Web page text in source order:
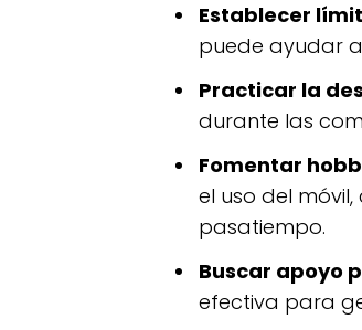
Establecer
puede ayudar
Practicar la
durante las
Fomentar
el uso del
pasatiempo.
Buscar apoyo
efectiva para